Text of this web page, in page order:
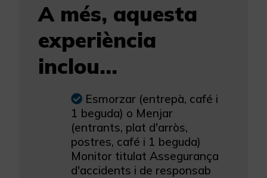
A més, aquesta
experiència
inclou...
Esmorzar (entrepà, café i
1 beguda) o Menjar
(entrants, plat d'arròs,
postres, café i 1 beguda)
Monitor titulat Assegurança
d'accidents i de responsab